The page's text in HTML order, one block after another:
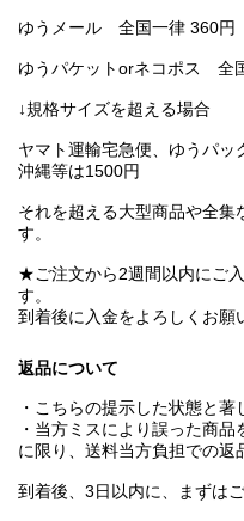
ゆうメール 全国一律 360円
ゆうパケットorネコポス 全
↓規格サイズを超える場合
ヤマト運輸宅急便、ゆうパ
沖縄等は1500円
それを超える大型商品や全集
す。
★ご注文から2週間以内にご
す。
到着後に入金をよろしくお願
返品について
・こちらの提示した状態と著
・当方ミスにより誤った商
に限り、送料当方負担での返
到着後、3日以内に、まずは